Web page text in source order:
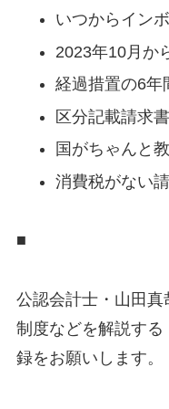
いつからイン
2023年10月か
経過措置の6年
区分記載請求
国がちゃんと
消費税がない
■
公認会計士・山田
制度などを解説する
録をお願いします。